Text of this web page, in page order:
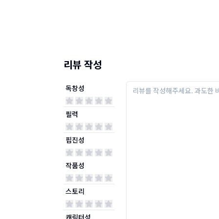
리뷰 작성
독창성
필력
핍진성
작품성
스토리
캐릭터성